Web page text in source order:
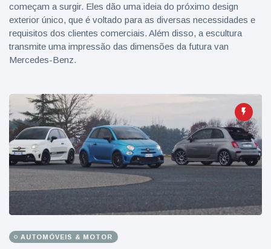
começam a surgir. Eles dão uma ideia do próximo design
exterior único, que é voltado para as diversas necessidades e
requisitos dos clientes comerciais. Além disso, a escultura
transmite uma impressão das dimensões da futura van
Mercedes-Benz.
AUTOMÓVEIS & MOTOR